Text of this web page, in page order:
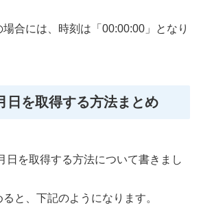
合には、時刻は「00:00:00」となり
日を取得する方法まとめ
日を取得する方法について書きまし
と、下記のようになります。